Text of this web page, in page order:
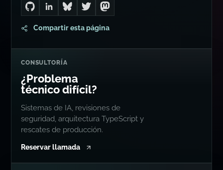
Go to Dan's GitHub
Connect with me on LinkedIn
Follow me on Bluesky
Follow me on Twitter
Follow me on Mastodon
Compartir esta página
CONSULTORÍA
¿Problema
técnico difícil?
Sistemas de IA, revisiones de
seguridad, arquitectura TypeScript y
rescates de producción.
Reservar llamada